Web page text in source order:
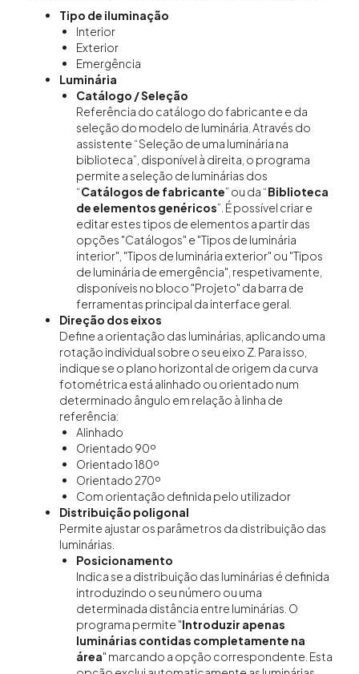
Tipo de iluminação
Interior
Exterior
Emergência
Luminária
Catálogo / Seleção
Referência do catálogo do fabricante e da
seleção do modelo de luminária. Através do
assistente “Seleção de uma luminária na
biblioteca”, disponível à direita, o programa
permite a seleção de luminárias dos
“Catálogos de fabricante” ou da “Biblioteca
de elementos genéricos”. É possível criar e
editar estes tipos de elementos a partir das
opções "Catálogos" e "Tipos de luminária
interior", "Tipos de luminária exterior" ou "Tipos
de luminária de emergência", respetivamente,
disponíveis no bloco "Projeto" da barra de
ferramentas principal da interface geral.
Direção dos eixos
Define a orientação das luminárias, aplicando uma
rotação individual sobre o seu eixo Z. Para isso,
indique se o plano horizontal de origem da curva
fotométrica está alinhado ou orientado num
determinado ângulo em relação à linha de
referência:
Alinhado
Orientado 90º
Orientado 180º
Orientado 270º
Com orientação definida pelo utilizador
Distribuição poligonal
Permite ajustar os parâmetros da distribuição das
luminárias.
Posicionamento
Indica se a distribuição das luminárias é definida
introduzindo o seu número ou uma
determinada distância entre luminárias. O
programa permite "Introduzir apenas
luminárias contidas completamente na
área" marcando a opção correspondente. Esta